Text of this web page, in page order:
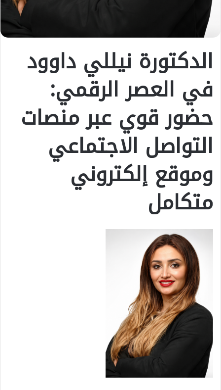
الدكتورة نيللي داوود
في العصر الرقمي:
حضور قوي عبر منصات
التواصل الاجتماعي
وموقع إلكتروني
متكامل